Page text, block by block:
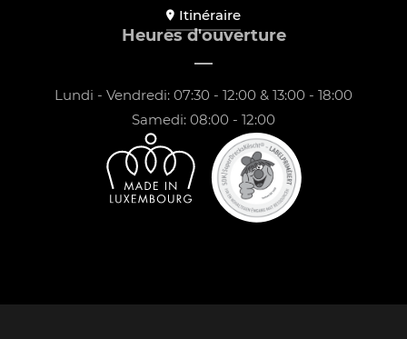
Itinéraire
Heures d'ouverture
Lundi - Vendredi: 07:30 - 12:00 & 13:00 - 18:00
Samedi: 08:00 - 12:00